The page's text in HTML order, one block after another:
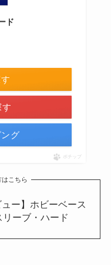
ド
グ
ポチップ
こちら
ュー】ホビーベース
ーブ・ハード